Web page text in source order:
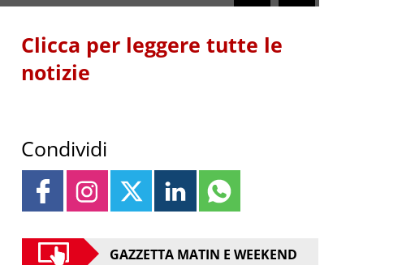
Clicca per leggere tutte le
notizie
Condividi
GAZZETTA MATIN E WEEKEND